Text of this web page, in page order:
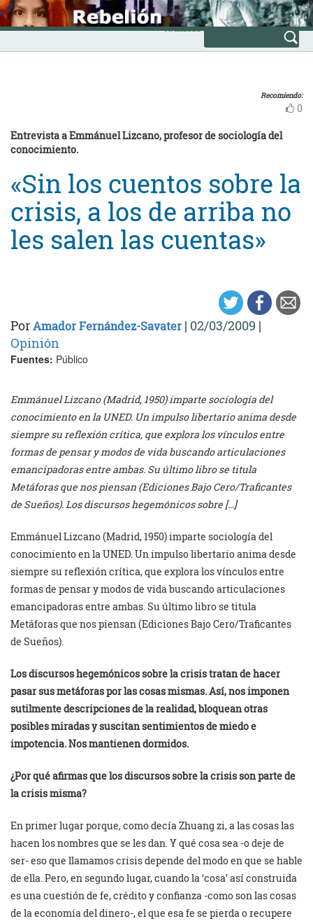
Skip
to
content
INICIO
Avanzada
Recomiendo:
0
Entrevista a Emmánuel Lizcano, profesor de sociología del
conocimiento.
«Sin los cuentos sobre la
crisis, a los de arriba no
les salen las cuentas»
PorAmador Fernández-Savater | 02/03/2009 |
Opinión
Fuentes: Público
Emmánuel Lizcano (Madrid, 1950) imparte sociología del
conocimiento en la UNED. Un impulso libertario anima desde
siempre su reflexión crítica, que explora los vínculos entre
formas de pensar y modos de vida buscando articulaciones
emancipadoras entre ambas. Su último libro se titula
Metáforas que nos piensan (Ediciones Bajo Cero/Traficantes
de Sueños). Los discursos hegemónicos sobre […]
Emmánuel Lizcano (Madrid, 1950) imparte sociología del
conocimiento en la UNED. Un impulso libertario anima desde
siempre su reflexión crítica, que explora los vínculos entre
formas de pensar y modos de vida buscando articulaciones
emancipadoras entre ambas. Su último libro se titula
Metáforas que nos piensan (Ediciones Bajo Cero/Traficantes
de Sueños).
Los discursos hegemónicos sobre la crisis tratan de hacer
pasar sus metáforas por las cosas mismas. Así, nos imponen
sutilmente descripciones de la realidad, bloquean otras
posibles miradas y suscitan sentimientos de miedo e
impotencia. Nos mantienen dormidos.
¿Por qué afirmas que los discursos sobre la crisis son parte de
la crisis misma?
En primer lugar porque, como decía Zhuang zi, a las cosas las
hacen los nombres que se les dan. Y qué cosa sea -o deje de
ser- eso que llamamos crisis depende del modo en que se hable
de ella. Pero, en segundo lugar, cuando la ‘cosa’ así construida
es una cuestión de fe, crédito y confianza -como son las cosas
de la economía del dinero-, el que esa fe se pierda o recupere